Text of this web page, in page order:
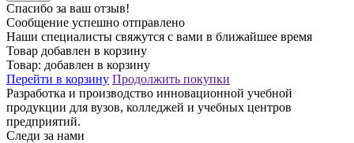
Спасибо за ваш отзыв!
Сообщение успешно отправлено
Наши специалисты свяжутся с вами в ближайшее время
Товар добавлен в корзину
Товар: добавлен в корзину
Перейти в корзину Продолжить покупки
Разработка и производство инновационной учебной
продукции для вузов, колледжей и учебных центров
предприятий.
Следи за нами